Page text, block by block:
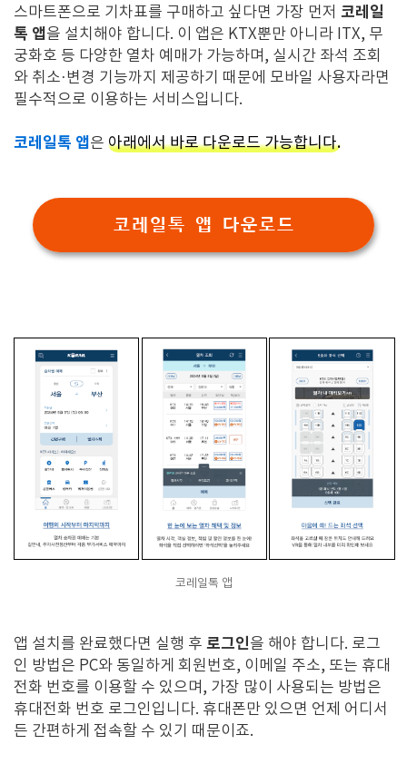
스마트폰으로 기차표를 구매하고 싶다면 가장 먼저 코레일
톡 앱을 설치해야 합니다. 이 앱은 KTX뿐만 아니라 ITX, 무
궁화호 등 다양한 열차 예매가 가능하며, 실시간 좌석 조회
와 취소·변경 기능까지 제공하기 때문에 모바일 사용자라면
필수적으로 이용하는 서비스입니다.
코레일톡 앱은 아래에서 바로 다운로드 가능합니다.
코레일톡 앱 다운로드
코레일톡 앱
앱 설치를 완료했다면 실행 후 로그인을 해야 합니다. 로그
인 방법은 PC와 동일하게 회원번호, 이메일 주소, 또는 휴대
전화 번호를 이용할 수 있으며, 가장 많이 사용되는 방법은
휴대전화 번호 로그인입니다. 휴대폰만 있으면 언제 어디서
든 간편하게 접속할 수 있기 때문이죠.